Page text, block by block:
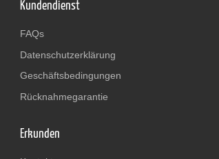
Kundendienst
FAQs
Datenschutzerklärung
Geschäftsbedingungen
Rücknahmegarantie
Erkunden